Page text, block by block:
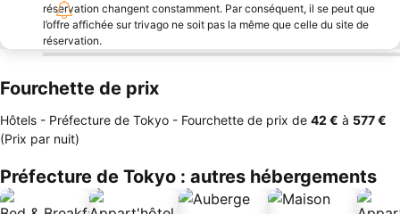
réservation changent constamment. Par conséquent, il se peut que
l’offre affichée sur trivago ne soit pas la même que celle du site de
réservation.
Fourchette de prix
Hôtels - Préfecture de Tokyo - Fourchette de prix de ‎42 € à ‎577 €
(Prix par nuit)
Préfecture de Tokyo : autres hébergements